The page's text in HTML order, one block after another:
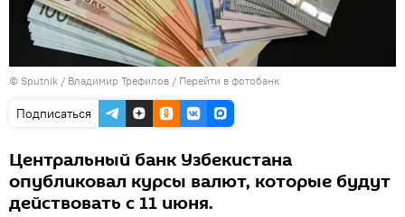
© Sputnik / Владимир Трефилов / Перейти в фотобанк
Подписаться
Центральный банк Узбекистана
опубликовал курсы валют, которые будут
действовать с 11 июня.